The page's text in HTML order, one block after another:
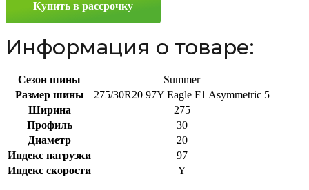
R20
Купить в рассрочку
Информация о товаре:
Сезон шины
Summer
Размер шины
275/30R20 97Y Eagle F1 Asymmetric 5
Ширина
275
Профиль
30
Диаметр
20
Индекс нагрузки
97
Индекс скорости
Y